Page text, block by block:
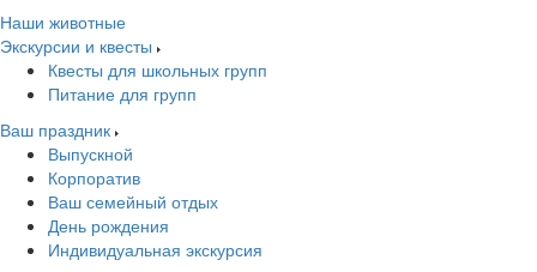
Наши животные
Экскурсии и квесты
Квесты для школьных групп
Питание для групп
Ваш праздник
Выпускной
Корпоратив
Ваш семейный отдых
День рождения
Индивидуальная экскурсия